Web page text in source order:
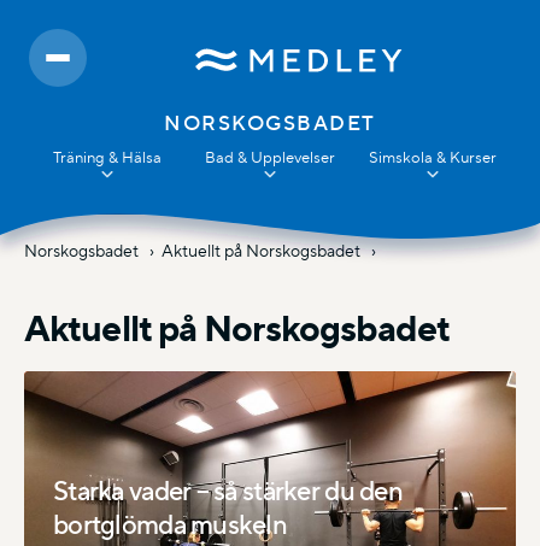
NORSKOGSBADET
Träning & Hälsa Bad & Upplevelser Simskola & Kurser
Norskogsbadet Aktuellt på Norskogsbadet
Aktuellt på Norskogsbadet
Starka vader – så stärker du den
bortglömda muskeln